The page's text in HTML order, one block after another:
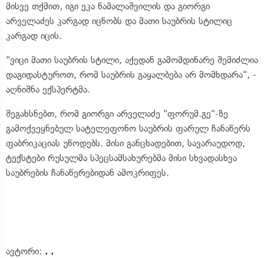
მისვე თქმით, იგი ეკა წამალაშვილის და გიორგი
არველაძეს კარგად იცნობს და მათი საუბრის სტილიც
კარგად იცის.
"ვიცი მათი საუბრის სტილი, აქედან გამომდინარე შემიძლია
დაგიდასტუროთ, რომ საუბრის გაყალბება არ მომხდარა", -
აღნიშნა ექსპერტმა.
შეგახსნებთ, რომ გიორგი არველაძე "ფორუმ.გე"-ზე
გამოქვეყნებულ სატელეფონო საუბრის ფარულ ჩანაწერს
ფაბრიკაციას უწოდებს. მისი განცხადებით, სავარაუდოდ,
ტექსტები რუსულმა სპეცსამსახურებმა მისი სხვადასხვა
საუბრების ჩანაწერებიდან ამოკრიფეს.
ავტორი: . .